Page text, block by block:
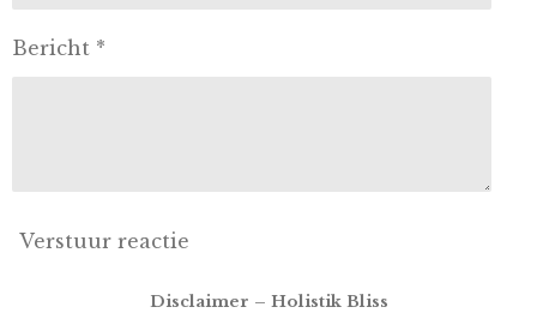
Bericht *
Verstuur reactie
Disclaimer – Holistik Bliss